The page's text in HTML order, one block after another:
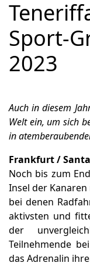
Sport-
2023
Auch in diesem
Welt ein, um sich
in
Frankfurt / Santa
Noch bis zum
Insel der
bei denen
aktivsten und
der
Teilnehmende
das Adrenalin